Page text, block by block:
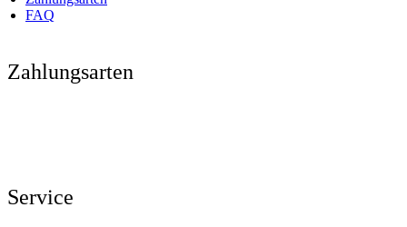
FAQ
Zahlungsarten
Service